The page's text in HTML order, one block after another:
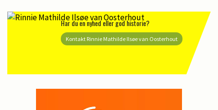
Har du en nyhed eller god historie?
Kontakt Rinnie Mathilde Ilsøe van Oosterhout